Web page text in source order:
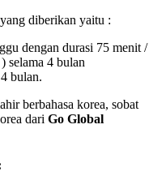
diberikan yaitu :
dengan durasi 75 menit /
selama 4 bulan
bulan.
berbahasa korea, sobat
dari Go Global